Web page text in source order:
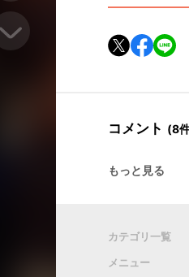
コメント (8
もっと見る
カテゴリ一覧
メニュー